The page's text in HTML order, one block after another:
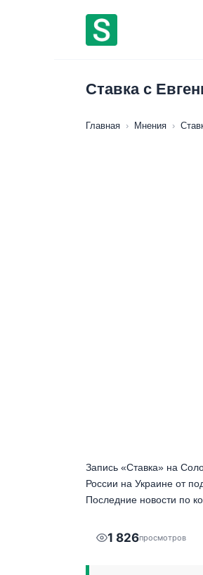
Ставка с
Главная › Мнения ›
Запись «Ставка» на
России на Украине от
Последние новости по
1 826просмотров